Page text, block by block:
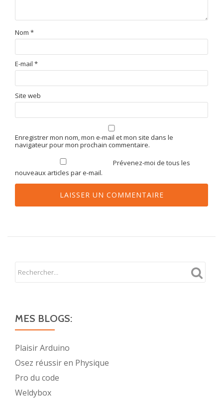
Nom *
E-mail *
Site web
Enregistrer mon nom, mon e-mail et mon site dans le
navigateur pour mon prochain commentaire.
Prévenez-moi de tous les
nouveaux articles par e-mail.
MES BLOGS:
Plaisir Arduino
Osez réussir en Physique
Pro du code
Weldybox